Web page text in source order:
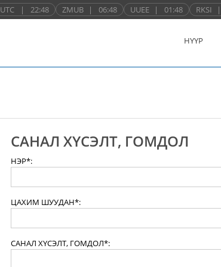
UTC | 22:48 ZMUB | 06:48 UUEE | 01:48 RKSI |
НҮҮР
САНАЛ ХҮСЭЛТ, ГОМДОЛ
НЭР*:
ЦАХИМ ШУУДАН*:
САНАЛ ХҮСЭЛТ, ГОМДОЛ*: